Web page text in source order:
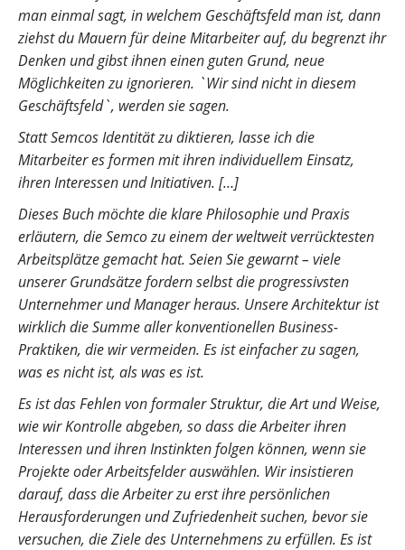
man einmal sagt, in welchem Geschäftsfeld man ist, dann
ziehst du Mauern für deine Mitarbeiter auf, du begrenzt ihr
Denken und gibst ihnen einen guten Grund, neue
Möglichkeiten zu ignorieren. `Wir sind nicht in diesem
Geschäftsfeld`, werden sie sagen.
Statt Semcos Identität zu diktieren, lasse ich die
Mitarbeiter es formen mit ihren individuellem Einsatz,
ihren Interessen und Initiativen. […]
Dieses Buch möchte die klare Philosophie und Praxis
erläutern, die Semco zu einem der weltweit verrücktesten
Arbeitsplätze gemacht hat. Seien Sie gewarnt – viele
unserer Grundsätze fordern selbst die progressivsten
Unternehmer und Manager heraus. Unsere Architektur ist
wirklich die Summe aller konventionellen Business-
Praktiken, die wir vermeiden. Es ist einfacher zu sagen,
was es nicht ist, als was es ist.
Es ist das Fehlen von formaler Struktur, die Art und Weise,
wie wir Kontrolle abgeben, so dass die Arbeiter ihren
Interessen und ihren Instinkten folgen können, wenn sie
Projekte oder Arbeitsfelder auswählen. Wir insistieren
darauf, dass die Arbeiter zu erst ihre persönlichen
Herausforderungen und Zufriedenheit suchen, bevor sie
versuchen, die Ziele des Unternehmens zu erfüllen. Es ist